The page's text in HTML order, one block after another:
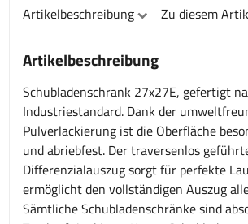
Artikelbeschreibung Zu diesem
Artikelbeschreibung
Schubladenschrank 27x27E, gefertigt
Industriestandard. Dank der
Pulverlackierung ist die Oberfläche
und abriebfest. Der traversenlos
Differenzialauszug sorgt für perfekte
ermöglicht den vollständigen Auszug
Sämtliche Schubladenschränke sind